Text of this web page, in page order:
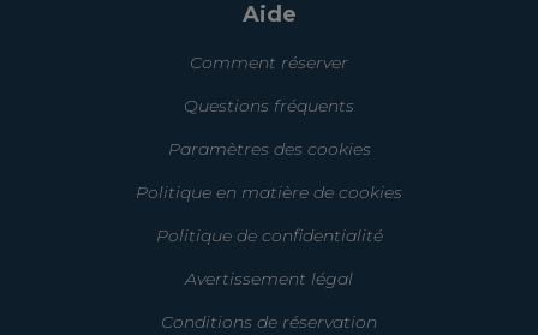
Aide
Comment réserver
Questions fréquents
Paramètres des cookies
Politique en matière de cookies
Politique de confidentialité
Avertissement légal
Conditions de réservation